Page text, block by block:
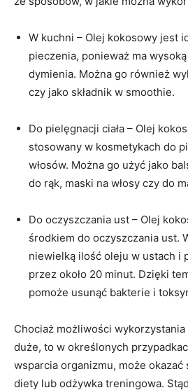
W kuchni – Olej kokosowy jest
pieczenia, ponieważ ma
dymienia. Można go również
czy jako składnik w smoothie.
Do pielęgnacji ciała – Olej
stosowany w kosmetykach do
włosów. Można go użyć jako
do rąk, maski na włosy czy do
Do oczyszczania ust – Olej
środkiem do oczyszczania ust.
niewielką ilość oleju w ustach i
przez około 20 minut. Dzięki
pomoże usunąć bakterie i
Chociaż możliwości
duże, to w określonych
wsparcia organizmu, może
diety lub odżywka treningowa.